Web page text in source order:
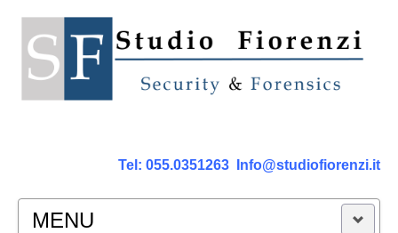
Tel: 055.0351263 Info@studiofiorenzi.it
MENU